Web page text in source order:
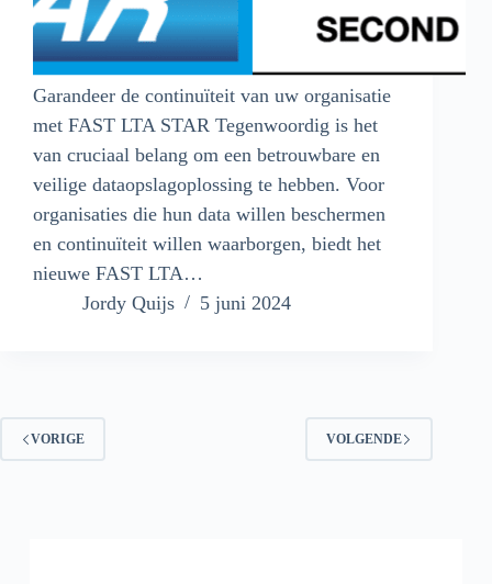
Garandeer de continuïteit van uw organisatie
met FAST LTA STAR Tegenwoordig is het
van cruciaal belang om een betrouwbare en
veilige dataopslagoplossing te hebben. Voor
organisaties die hun data willen beschermen
en continuïteit willen waarborgen, biedt het
nieuwe FAST LTA…
Jordy Quijs
5 juni 2024
VORIGE VOLGENDE